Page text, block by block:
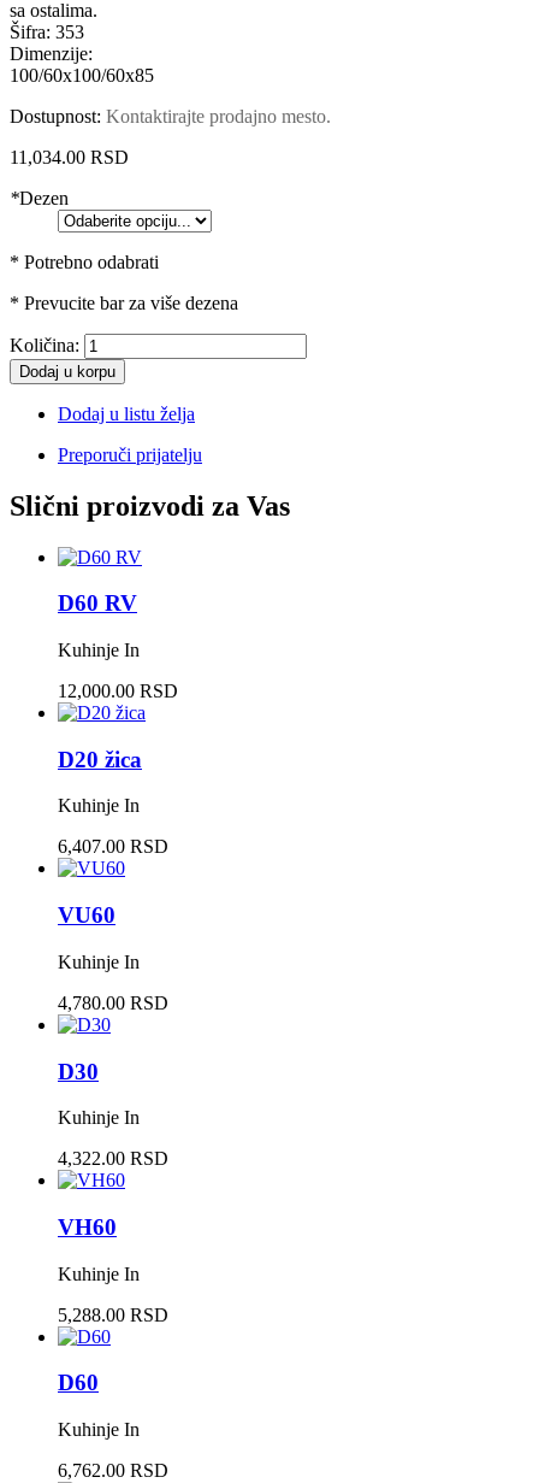
sa ostalima.
Šifra: 353
Dimenzije:
100/60x100/60x85
Dostupnost: Kontaktirajte prodajno mesto.
11,034.00 RSD
*Dezen
* Potrebno odabrati
* Prevucite bar za više dezena
Količina:
Dodaj u korpu
Dodaj u listu želja
Preporuči prijatelju
Slični proizvodi za Vas
D60 RV
Kuhinje In
12,000.00 RSD
D20 žica
Kuhinje In
6,407.00 RSD
VU60
Kuhinje In
4,780.00 RSD
D30
Kuhinje In
4,322.00 RSD
VH60
Kuhinje In
5,288.00 RSD
D60
Kuhinje In
6,762.00 RSD